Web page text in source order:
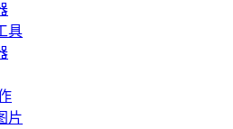
具
片